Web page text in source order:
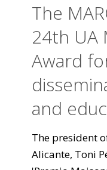
The
24th UA
Award
and
The president
Alicante, Toni